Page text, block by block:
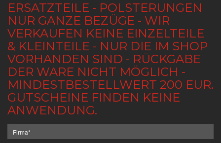
ERSATZTEILE - POLSTERUNGEN
NUR GANZE BEZÜGE - WIR
VERKAUFEN KEINE EINZELTEILE
& KLEINTEILE - NUR DIE IM SHOP
VORHANDEN SIND - RÜCKGABE
DER WARE NICHT MÖGLICH -
MINDESTBESTELLWERT 200 EUR.
GUTSCHEINE FINDEN KEINE
ANWENDUNG.